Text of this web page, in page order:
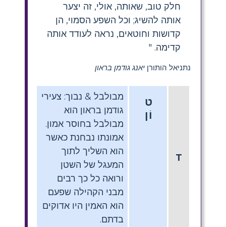
חלק טוב, שאותה, אולי, זה יצער
אותה להשיג; וכל השפע הסמוי, הן
קדושות וחוטאים, נראה לעודד אותה
קדימה. "
נתניאל הותורן יאנג גודמן בראון
T
ט
וֹן
מבולבל & נבוך: צעירי
גודמן בראון הוא
מבולבל בחוסר אמון.
אמונתו נבחנת כאשר
הוא השליך לתוך
המעגל של השטן
ורואה כל כך רבים
מבני הקהילה שפעם
הוא האמין היו אדוקים
בדתם.